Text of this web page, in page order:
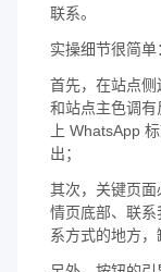
联系。
实操细节很简单
首先，在站点
和站点主色调
上 WhatsApp
出；
其次，关键页
情页底部、联
系方式的地方，